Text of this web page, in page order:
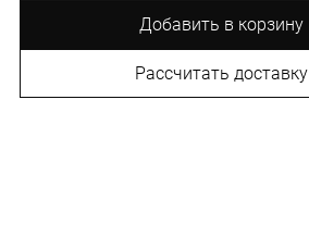
Добавить в корзину
Рассчитать доставку